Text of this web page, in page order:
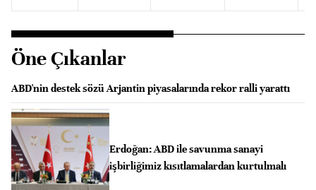
Öne Çıkanlar
ABD'nin destek sözü Arjantin piyasalarında rekor ralli yarattı
Erdoğan: ABD ile savunma sanayi
işbirliğimiz kısıtlamalardan kurtulmalı